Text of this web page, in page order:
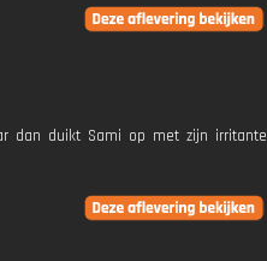
dan duikt Sami op met zijn irritante